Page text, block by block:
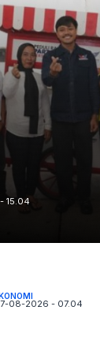
15.04
08-2026 - 07.04